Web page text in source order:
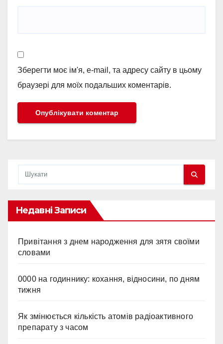
Зберегти моє ім'я, e-mail, та адресу сайту в цьому
браузері для моїх подальших коментарів.
Недавні Записи
Привітання з днем народження для зятя своїми
словами
0000 на годиннику: кохання, відносини, по дням
тижня
Як змінюється кількість атомів радіоактивного
препарату з часом